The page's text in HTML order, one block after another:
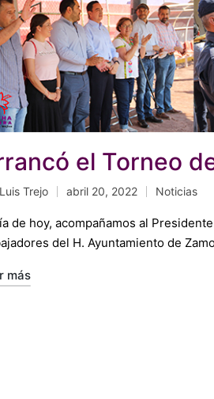
el Torneo
Luis Trejo abril 20, 2022
Publicado
en
Noticias
de hoy, acompañamos al
del H. Ayuntamiento de
más